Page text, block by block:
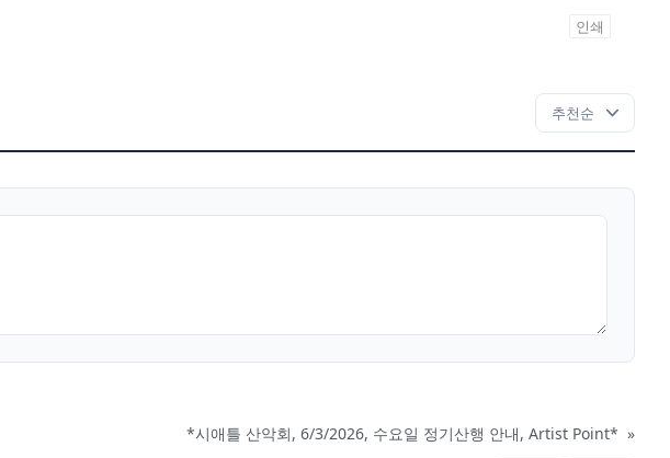
인쇄
*시애틀 산악회, 6/3/2026, 수요일 정기산행 안내, Artist Point* »